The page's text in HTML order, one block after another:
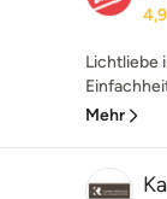
4,9
Lichtliebe
Mehr